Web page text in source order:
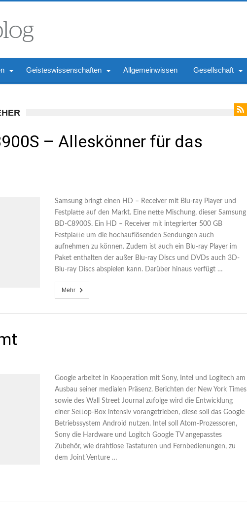
Geisteswissenschaften Allgemeinwissen Gesellschaft
– Alleskönner für das
Samsung bringt einen HD – Receiver mit Blu-ray Player und
Festplatte auf den Markt. Eine nette Mischung, dieser Samsung
BD-C8900S. Ein HD – Receiver mit integrierter 500 GB
Festplatte um die hochauflösenden Sendungen auch
aufnehmen zu können. Zudem ist auch ein Blu-ray Player im
Paket enthalten der außer Blu-ray Discs und DVDs auch 3D-
Blu-ray Discs abspielen kann. Darüber hinaus verfügt …
Mehr
Google arbeitet in Kooperation mit Sony, Intel und Logitech am
Ausbau seiner medialen Präsenz. Berichten der New York Times
sowie des Wall Street Journal zufolge wird die Entwicklung
einer Settop-Box intensiv vorangetrieben, diese soll das Google
Betriebssystem Android nutzen. Intel soll Atom-Prozessoren,
Sony die Hardware und Logitch Google TV angepasstes
Zubehör, wie drahtlose Tastaturen und Fernbedienungen, zu
dem Joint Venture …